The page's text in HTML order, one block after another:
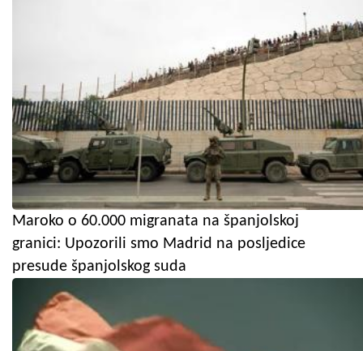
Maroko o 60.000 migranata na španjolskoj
granici: Upozorili smo Madrid na posljedice
presude španjolskog suda